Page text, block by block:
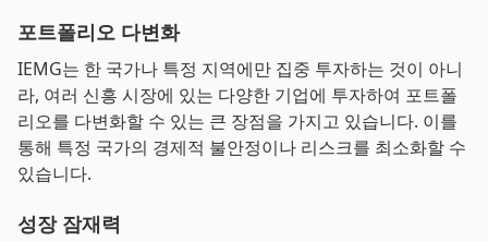
포트폴리오 다변화
IEMG는 한 국가나 특정 지역에만 집중 투자하는 것이 아니
라, 여러 신흥 시장에 있는 다양한 기업에 투자하여 포트폴
리오를 다변화할 수 있는 큰 장점을 가지고 있습니다. 이를
통해 특정 국가의 경제적 불안정이나 리스크를 최소화할 수
있습니다.
성장 잠재력